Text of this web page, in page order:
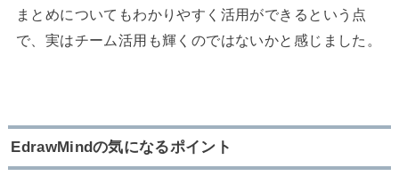
まとめについてもわかりやすく活用ができるという点
で、実はチーム活用も輝くのではないかと感じました。
EdrawMindの気になるポイント